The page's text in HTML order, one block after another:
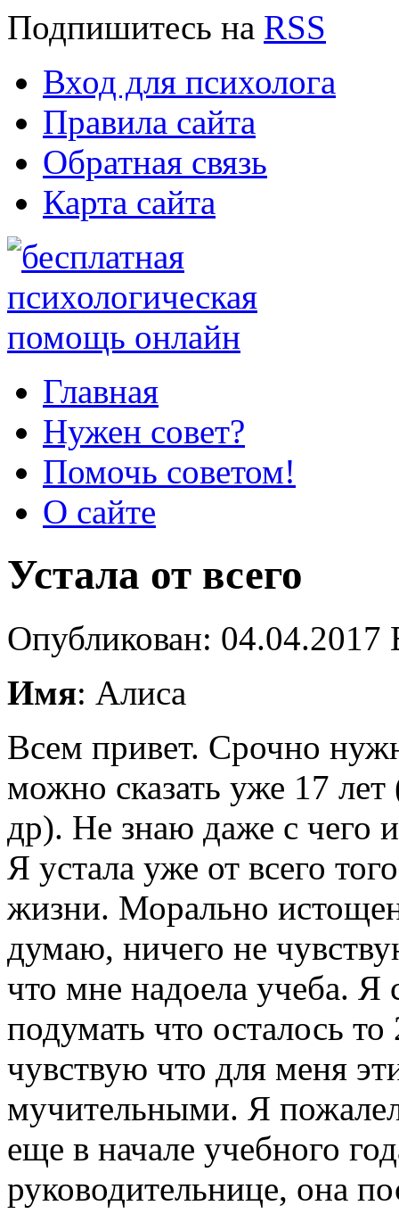
Подпишитесь на RSS
Вход для психолога
Правила сайта
Обратная связь
Карта сайта
Главная
Нужен совет?
Помочь советом!
О сайте
Устала от всего
Опубликован:
Имя: Алиса
Всем привет. Срочно
можно сказать уже 17 лет
др). Не знаю даже с чего
Я устала уже от всего
жизни. Морально
думаю, ничего не
что мне надоела учеба. Я
подумать что осталось
чувствую что для меня
мучительными. Я
еще в начале учебного
руководительнице, она